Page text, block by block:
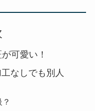
可愛い！
なしでも別人